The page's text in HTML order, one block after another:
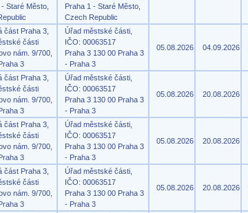
Staré Město,
Praha 1 - Staré Město,
Czech Republic
část Praha 3,
části
nám. 9/700,
3
Úřad městské části,
IČO: 00063517
Praha 3 130 00 Praha 3
- Praha 3
05.08.2026 04.09.2026
část Praha 3,
části
nám. 9/700,
3
Úřad městské části,
IČO: 00063517
Praha 3 130 00 Praha 3
- Praha 3
05.08.2026 20.08.2026
část Praha 3,
části
nám. 9/700,
3
Úřad městské části,
IČO: 00063517
Praha 3 130 00 Praha 3
- Praha 3
05.08.2026 20.08.2026
část Praha 3,
části
nám. 9/700,
3
Úřad městské části,
IČO: 00063517
Praha 3 130 00 Praha 3
- Praha 3
05.08.2026 20.08.2026